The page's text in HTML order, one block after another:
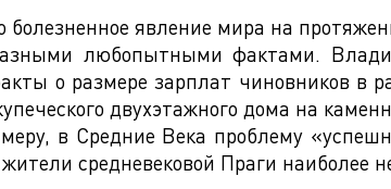
болезненное явление мира на
любопытными фактами.
о размере зарплат чиновников в
двухэтажного дома на
в Средние Века проблему
средневековой Праги